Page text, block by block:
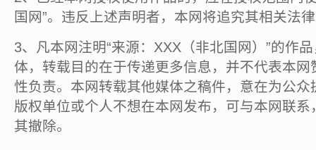
国网”。违反上述声明者，本网将追究其相关法
3、凡本网注明“来源：XXX（非北国网）”的作
体，转载目的在于传递更多信息，并不代表本
性负责。本网转载其他媒体之稿件，意在为公
版权单位或个人不想在本网发布，可与本网联
其撤除。